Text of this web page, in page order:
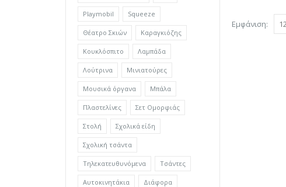
Εμφάνιση:
Playmobil Squeeze
Θέατρο Σκιών Καραγκιόζης
Κουκλόσπιτο Λαμπάδα
Λούτρινα Μινιατούρες
Μουσικά όργανα Μπάλα
Πλαστελίνες Σετ Ομορφιάς
Στολή Σχολικά είδη
Σχολική τσάντα
Τηλεκατευθυνόμενα Τσάντες
Αυτοκινητάκια Διάφορα